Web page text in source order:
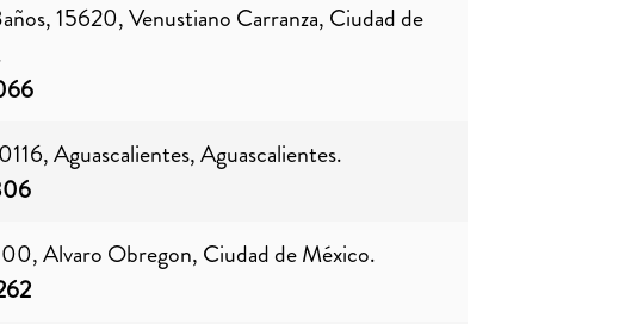
15620, Venustiano Carranza, Ciudad de
Aguascalientes, Aguascalientes.
Alvaro Obregon, Ciudad de México.